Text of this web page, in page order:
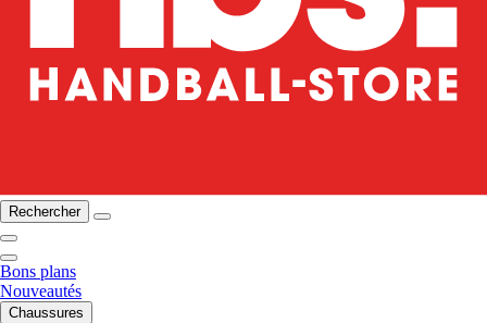
Rechercher
Bons plans
Nouveautés
Chaussures